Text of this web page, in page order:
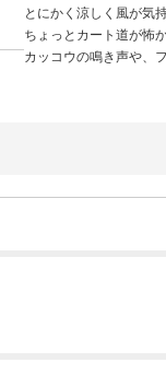
とにかく涼しく風が気
ちょっとカート道が怖
カッコウの鳴き声や、